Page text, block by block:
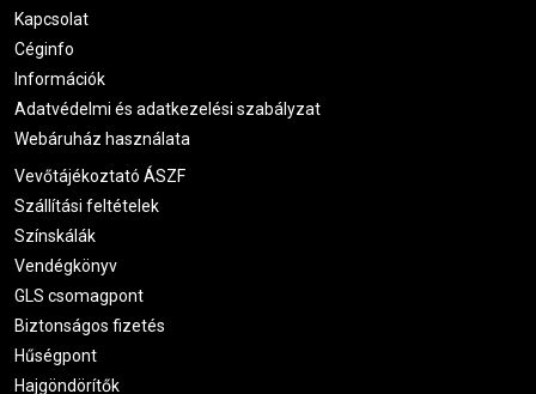
Kapcsolat
Céginfo
Információk
Adatvédelmi és adatkezelési szabályzat
Webáruház használata
Vevőtájékoztató ÁSZF
Szállítási feltételek
Színskálák
Vendégkönyv
GLS csomagpont
Biztonságos fizetés
Hűségpont
Hajgöndörítők